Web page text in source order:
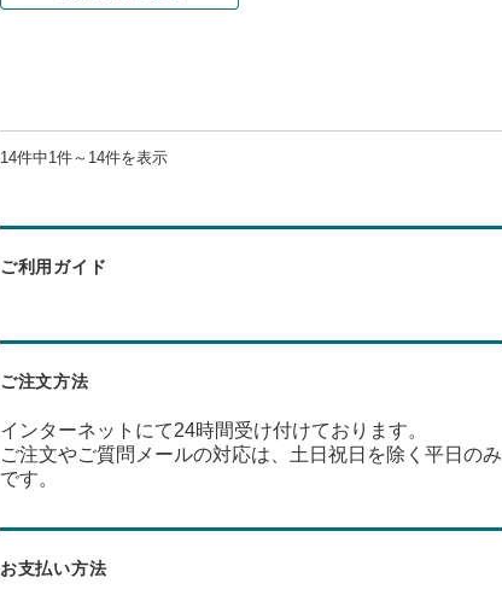
14件中1件～14件を表示
ご利用ガイド
ご注文方法
インターネットにて24時間受け付けております。
ご注文やご質問メールの対応は、土日祝日を除く平日のみ
です。
お支払い方法